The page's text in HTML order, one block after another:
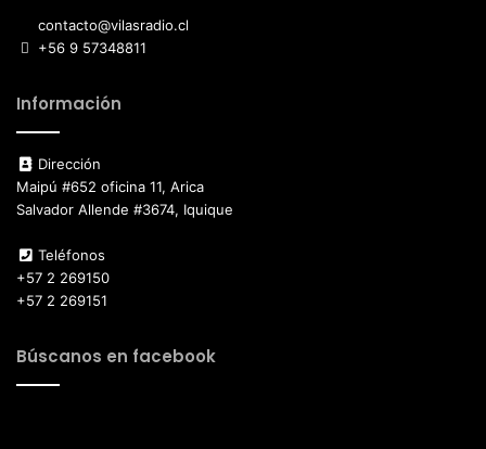
contacto@vilasradio.cl
+56 9 57348811
Información
Dirección
Maipú #652 oficina 11, Arica
Salvador Allende #3674, Iquique
Teléfonos
+57 2 269150
+57 2 269151
Búscanos en facebook